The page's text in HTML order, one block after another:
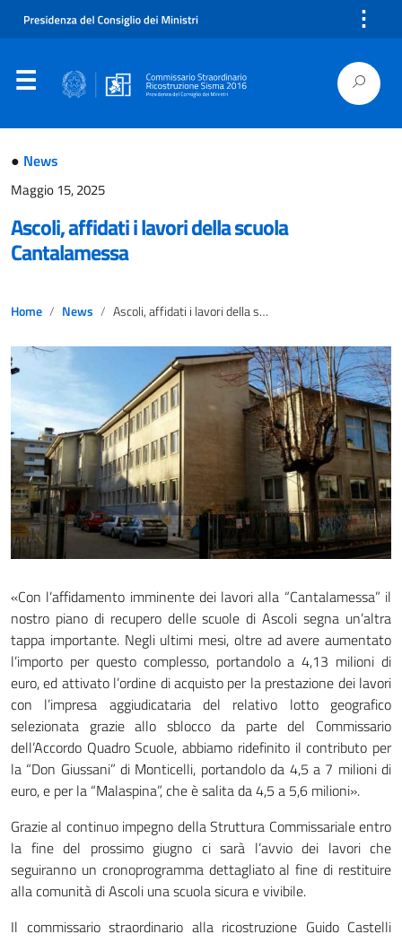
⋮
● News
Maggio 15, 2025
Ascoli, affidati i lavori della scuola
Cantalamessa
Home News Ascoli, affidati i lavori della scuola Cantalamessa
«Con l’affidamento imminente dei lavori alla “Cantalamessa” il
nostro piano di recupero delle scuole di Ascoli segna un’altra
tappa importante. Negli ultimi mesi, oltre ad avere aumentato
l’importo per questo complesso, portandolo a 4,13 milioni di
euro, ed attivato l’ordine di acquisto per la prestazione dei lavori
con l’impresa aggiudicataria del relativo lotto geografico
selezionata grazie allo sblocco da parte del Commissario
dell’Accordo Quadro Scuole, abbiamo ridefinito il contributo per
la “Don Giussani” di Monticelli, portandolo da 4,5 a 7 milioni di
euro, e per la “Malaspina”, che è salita da 4,5 a 5,6 milioni».
Grazie al continuo impegno della Struttura Commissariale entro
la fine del prossimo giugno ci sarà l’avvio dei lavori che
seguiranno un cronoprogramma dettagliato al fine di restituire
alla comunità di Ascoli una scuola sicura e vivibile.
Il commissario straordinario alla ricostruzione Guido Castelli